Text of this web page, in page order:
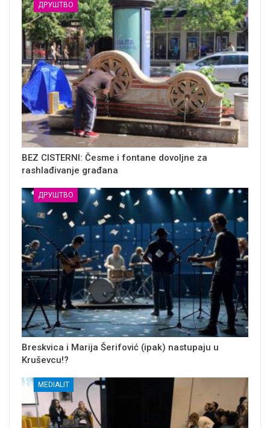
ДРУШТВО
BEZ CISTERNI: Česme i fontane dovoljne za
rashlađivanje građana
ДРУШТВО
Breskvica i Marija Šerifović (ipak) nastupaju u
Kruševcu!?
MEDIALIT